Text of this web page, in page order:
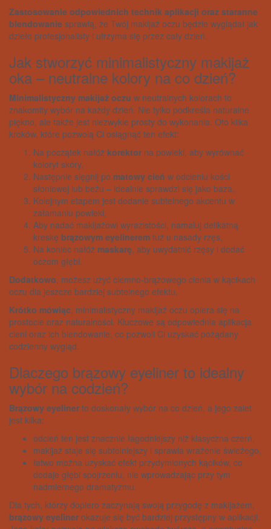
Zastosowanie odpowiednich technik aplikacji oraz staranne
blendowanie sprawią, że Twój makijaż oczu będzie wyglądał jak
dzieło profesjonalisty i utrzyma się przez cały dzień.
Jak stworzyć minimalistyczny makijaż
oka – neutralne kolory na co dzień?
Minimalistyczny makijaż oczu w neutralnych kolorach to
znakomity wybór na każdy dzień. Nie tylko podkreśla naturalne
piękno, ale także jest niezwykle prosty do wykonania. Oto kilka
kroków, które pozwolą Ci osiągnąć ten efekt:
Na początek nałóż korektor na powieki, aby wyrównać
koloryt skóry,
Następnie sięgnij po matowy cień w odcieniu kości
słoniowej lub beżu – idealnie sprawdzi się jako baza,
Kolejnym etapem jest dodanie subtelnego akcentu w
załamaniu powieki,
Aby nadać makijażowi wyrazistości, namaluj delikatną
kreskę brązowym eyelinerem tuż u nasady rzęs,
Na koniec nałóż maskarę, aby uwydatnić rzęsy i dodać
oczom głębi.
Dodatkowo, możesz użyć ciemno-brązowego cienia w kącikach
oczu dla jeszcze bardziej subtelnego efektu.
Krótko mówiąc, minimalistyczny makijaż oczu opiera się na
prostocie oraz naturalności. Kluczowe są odpowiednia aplikacja
cieni oraz ich blendowanie, co pozwoli Ci uzyskać pożądany
codzienny wygląd.
Dlaczego brązowy eyeliner to idealny
wybór na codzień?
Brązowy eyeliner to doskonały wybór na co dzień, a jego zalet
jest kilka:
odcień ten jest znacznie łagodniejszy niż klasyczna czerń,
makijaż staje się subtelniejszy i sprawia wrażenie świeżego,
łatwo można uzyskać efekt przydymionych kącików, co
dodaje głębi spojrzeniu, nie wprowadzając przy tym
nadmiernego dramatyzmu.
Dla tych, którzy dopiero zaczynają swoją przygodę z makijażem,
brązowy eyeliner okazuje się być bardziej przystępny w aplikacji.